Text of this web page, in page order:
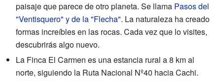
paisaje que parece de otro planeta. Se llama Pasos del
"Ventisquero" y de la "Flecha". La naturaleza ha creado
formas increíbles en las rocas. Cada vez que lo visites,
descubrirás algo nuevo.
La Finca El Carmen es una estancia rural a 8 km al
norte, siguiendo la Ruta Nacional Nº40 hacia Cachi.